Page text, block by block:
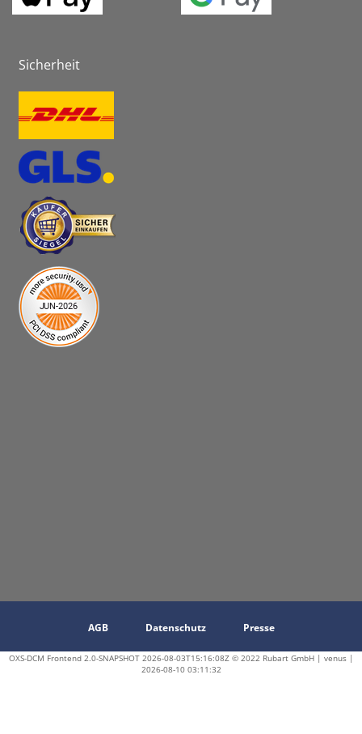
Sicherheit
AGB Datenschutz Presse
OXS-DCM Frontend 2.0-SNAPSHOT 2026-08-03T15:16:08Z © 2022 Rubart GmbH | venus |
2026-08-10 03:11:32